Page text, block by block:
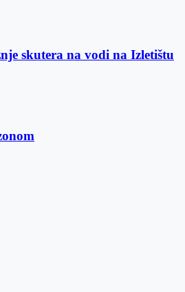
skutera na vodi na Izletištu